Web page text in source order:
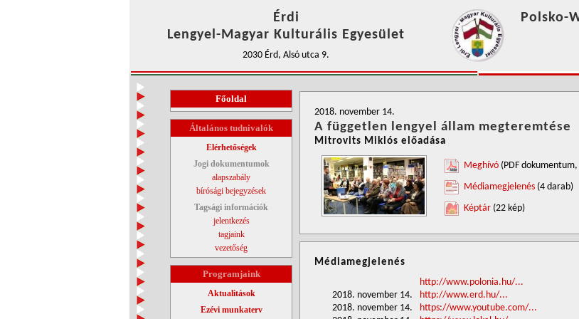
Érdi
Lengyel-Magyar Kulturális Egyesület
2030 Érd, Alsó utca 9.
Polsko-
Főoldal
Általános tudnivalók
Elérhetőségek
Jogi dokumentumok
alapszabály
bírósági bejegyzések
Tagsági információk
jelentkezés
tagjaink
vezetőség
Programjaink
Aktualitások
Ezévi munkaterv
2018. november 14.
A független lengyel állam megteremtése
Mitrovits Miklós előadása
Meghívó (PDF
Médiamegjelenés (4 darab)
Képtár (22 kép)
Médiamegjelenés
http://www.polonia.hu/...
2018. november 14.
http://www.erd.hu/...
2018. november 14.
https://www.youtube.com/...